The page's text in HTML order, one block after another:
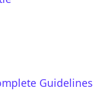
Guidelines